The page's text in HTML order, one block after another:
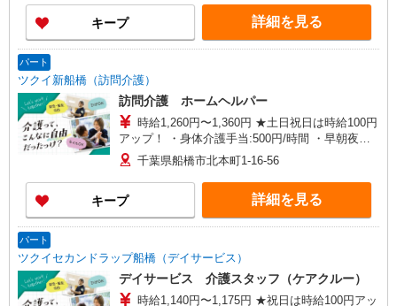
日手当:100円/時間含む ※給与幅は資格・経験等に
よる
キープ 詳細を見る
パート
ツクイ新船橋（訪問介護）
訪問介護 ホームヘルパー
時給1,260円〜1,360円 ★土日祝日は時給100円
アップ！ ・身体介護手当:500円/時間 ・早朝夜間
深夜手当:300円/時間 （18:00〜翌07:59の時間
帯） ・ICT手当:2,000円/月 ・ケア→ケアの移動時
間も賃金（時給）を支給 ※給与幅は資格・経験等
による
千葉県船橋市北本町1-16-56
キープ 詳細を見る
パート
ツクイセカンドラップ船橋（デイサービス）
デイサービス 介護スタッフ（ケアクルー）
時給1,140円〜1,175円 ★祝日は時給100円アッ